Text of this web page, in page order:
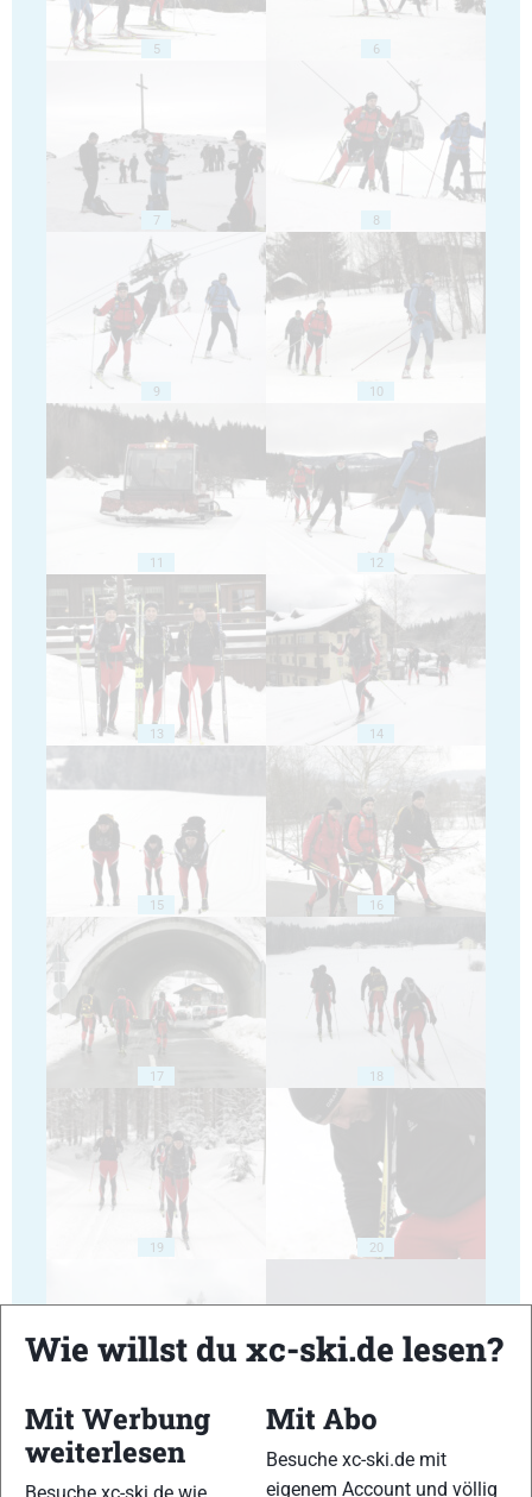
5 6
7 8
9 10
11 12
13 14
15 16
17 18
19 20
21 22
Wie willst du xc-ski.de lesen?
Mit Werbung
weiterlesen
Mit Abo
Besuche xc-ski.de mit
eigenem Account und völlig